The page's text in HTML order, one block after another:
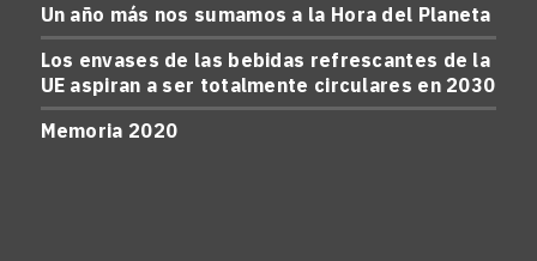
Un año más nos sumamos a la Hora del Planeta
Los envases de las bebidas refrescantes de la
UE aspiran a ser totalmente circulares en 2030
Memoria 2020